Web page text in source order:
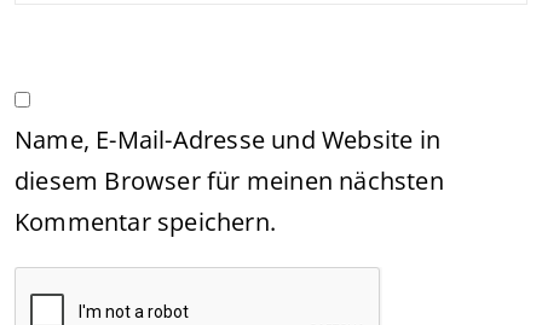
Name, E-Mail-Adresse und Website in
diesem Browser für meinen nächsten
Kommentar speichern.